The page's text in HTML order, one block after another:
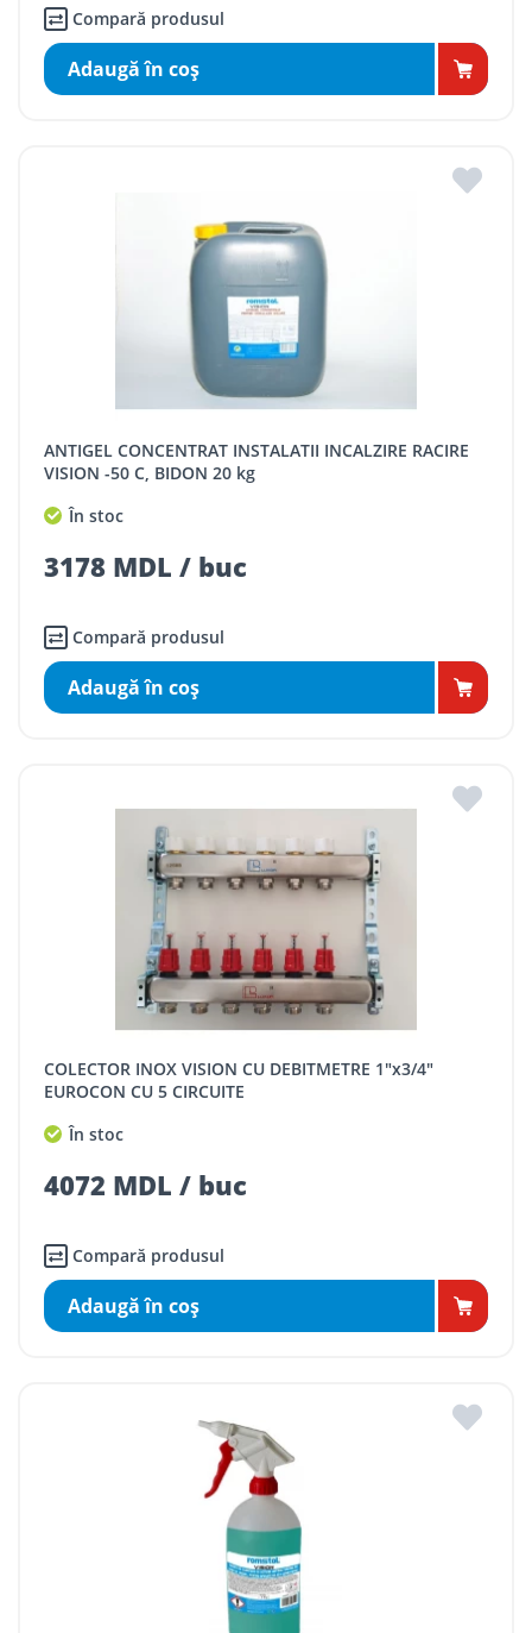
Compară produsul
Adaugă în coş
ANTIGEL CONCENTRAT INSTALATII INCALZIRE RACIRE
VISION -50 C, BIDON 20 kg
În stoc
3178 MDL / buc
Compară produsul
Adaugă în coş
COLECTOR INOX VISION CU DEBITMETRE 1"x3/4"
EUROCON CU 5 CIRCUITE
În stoc
4072 MDL / buc
Compară produsul
Adaugă în coş